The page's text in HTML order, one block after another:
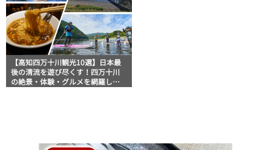
【高知四万十川観光10選】日本最
後の清流を遊び尽くす！四万十川
の絶景・体験・グルメを網羅した